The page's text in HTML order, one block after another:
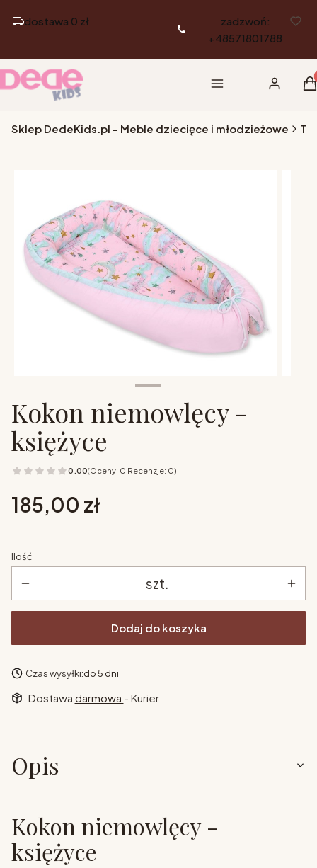
dostawa 0 zł
zadzwoń:
+48571801788
Menu Zaloguj się
Sklep DedeKids.pl - Meble dziecięce i młodzieżowe
Kokon niemowlęcy -
księżyce
0.00(Oceny: 0 Recenzje: 0)
Cena
185,00 zł
Ilość
szt.
Dodaj do koszyka
Czas wysyłki:do 5 dni
Dostawa darmowa - Kurier
Opis
Kokon niemowlęcy -
księżyce